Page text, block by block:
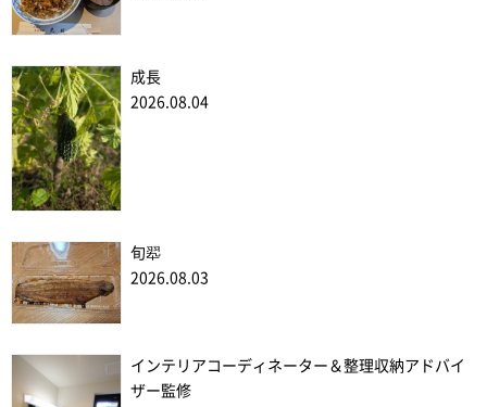
成長
2026.08.04
旬翆
2026.08.03
インテリアコーディネーター＆整理収納アドバイ
ザー監修